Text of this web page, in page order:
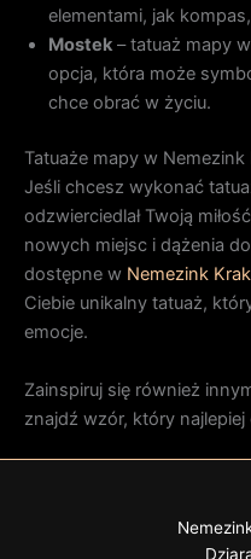
elementami, jak
Mostek – tatuaż mapy
opcja, która może
chce obrać w życiu.
Tatuaże mapy w Nemezink
Jeśli chcesz wykonać
odzwierciedlał Twoją
nowych miejsc i dążenia
dostępne w Nemezink
Ciebie unikalny tatuaż,
emocje.
Zainspiruj się również
znajdź wzór, który